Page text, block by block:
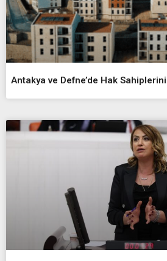
Antakya ve Defne’de Hak